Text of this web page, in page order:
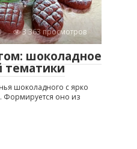
3 363 просмотров
шоколадное
тематики
шоколадного с ярко
Формируется оно из